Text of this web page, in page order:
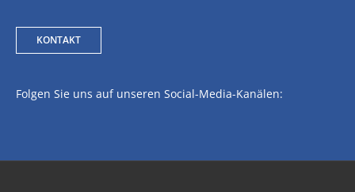
KONTAKT
Folgen Sie uns auf unseren Social-Media-Kanälen: